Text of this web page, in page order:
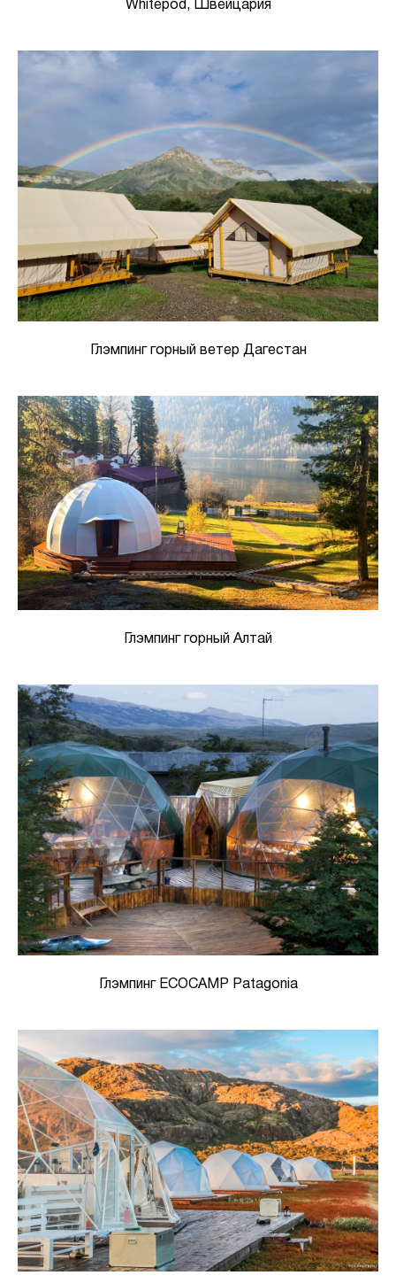
Whitepod, Швейцария
Глэмпинг горный ветер Дагестан
Глэмпинг горный Алтай
Глэмпинг ECOCAMP Patagonia